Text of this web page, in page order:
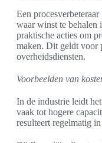
Een
waar winst te behalen
praktische acties om
maken. Dit geldt voor
overheidsdiensten.
Voorbeelden van
In de industrie leidt
vaak tot hogere
resulteert regelmatig